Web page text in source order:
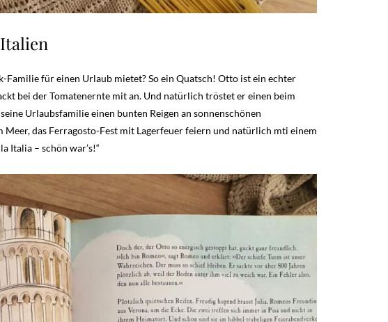
Familie für einen Urlaub mietet? So ein Quatsch! Otto ist ein echter
bei der Tomatenernte mit an. Und natürlich tröstet er einen beim
Urlaubsfamilie einen bunten Reigen an sonnenschönen
das Ferragosto-Fest mit Lagerfeuer feiern und natürlich mti einem
Italia – schön war’s!“